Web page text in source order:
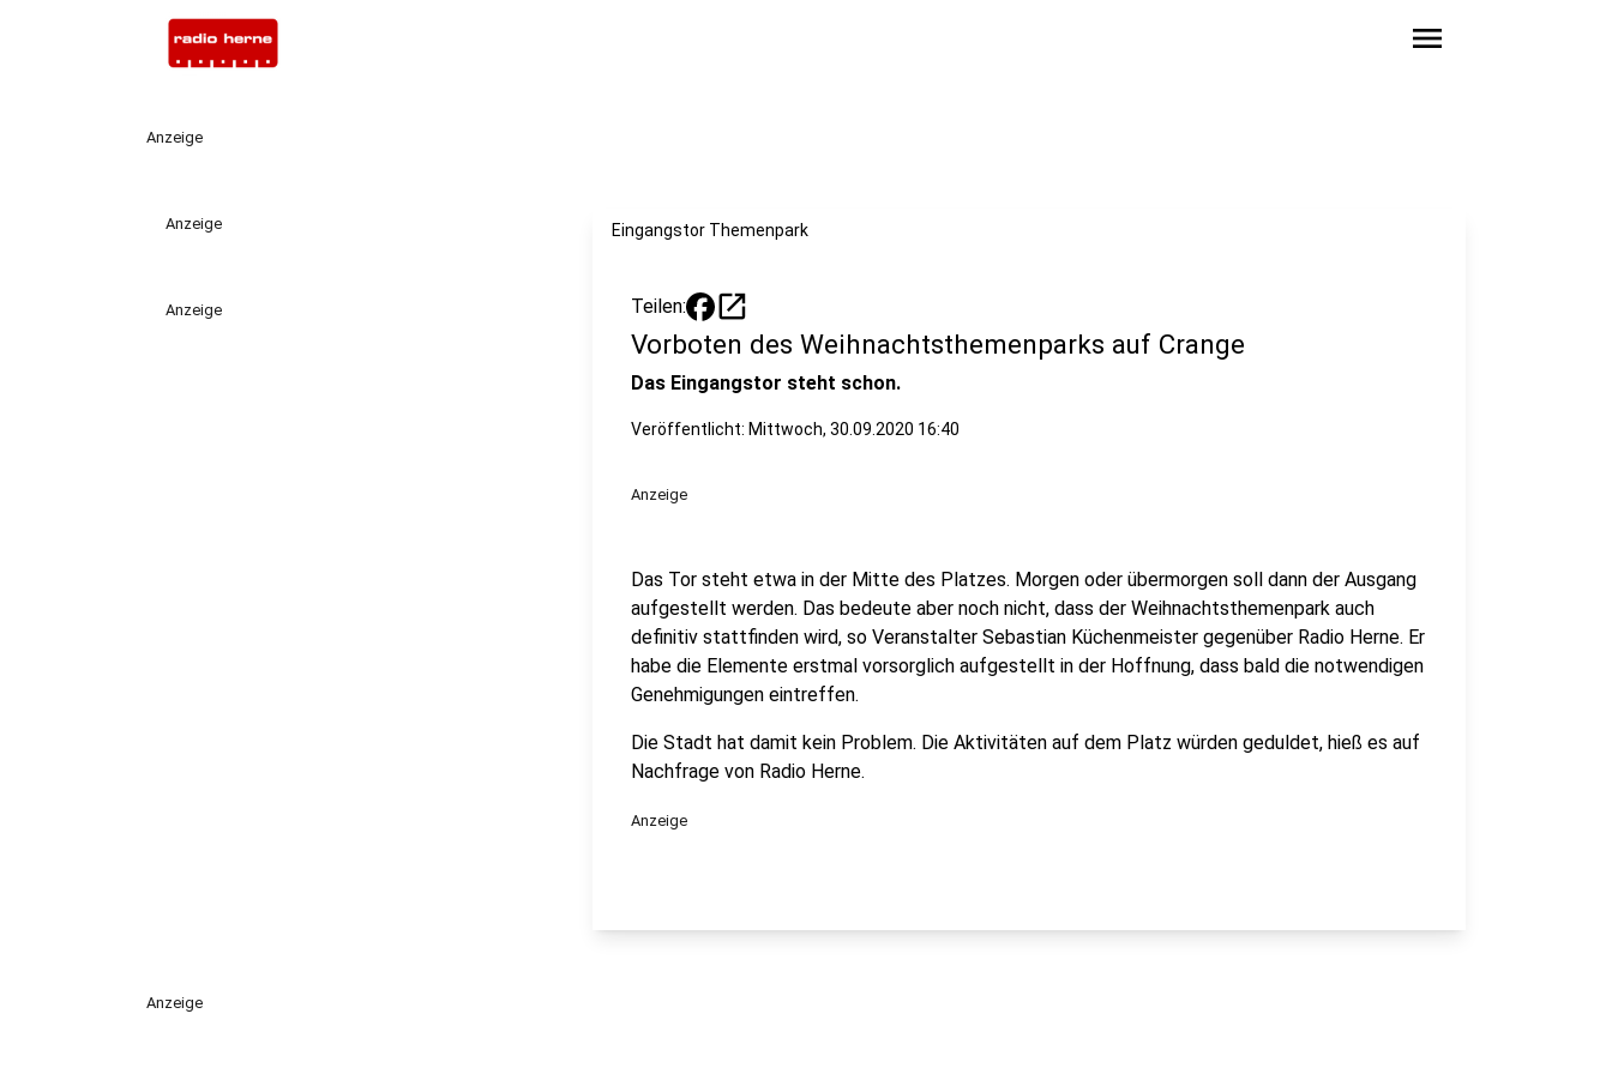
menu
Anzeige
Anzeige
Anzeige
Eingangstor Themenpark
Teilen: open_in_new
Vorboten des Weihnachtsthemenparks auf Crange
Das Eingangstor steht schon.
Veröffentlicht: Mittwoch, 30.09.2020 16:40
Anzeige
Das Tor steht etwa in der Mitte des Platzes. Morgen oder übermorgen soll dann der Ausgang
aufgestellt werden. Das bedeute aber noch nicht, dass der Weihnachtsthemenpark auch
definitiv stattfinden wird, so Veranstalter Sebastian Küchenmeister gegenüber Radio Herne. Er
habe die Elemente erstmal vorsorglich aufgestellt in der Hoffnung, dass bald die notwendigen
Genehmigungen eintreffen.
Die Stadt hat damit kein Problem. Die Aktivitäten auf dem Platz würden geduldet, hieß es auf
Nachfrage von Radio Herne.
Anzeige
Anzeige